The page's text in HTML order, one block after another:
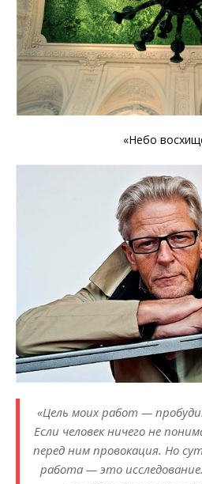
«Небо
«Цель моих работ —
Если человек ничего не
перед ним провокация. Но
работа — это